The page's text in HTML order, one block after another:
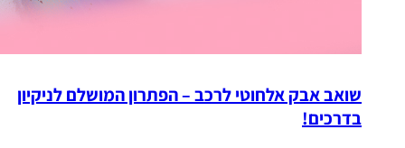
שואב אבק אלחוטי לרכב – הפתרון המושלם לניקיון
בדרכים!